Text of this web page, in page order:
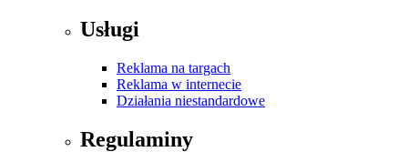
Usługi
Reklama na targach
Reklama w internecie
Działania niestandardowe
Regulaminy